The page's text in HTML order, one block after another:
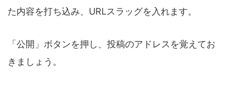
た内容を打ち込み、URLスラッグを入れます。
「公開」ボタンを押し、投稿のアドレスを覚えてお
きましょう。